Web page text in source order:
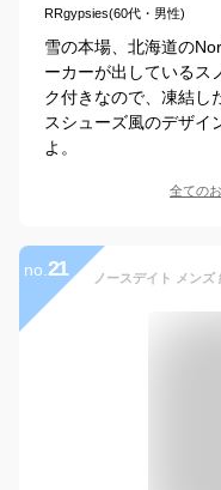
RRgypsies(60代・男性)
雪の本場、北海道の
ーカーが出しているス
ク付きなので、凍結し
スシューズ風のデザイ
よ。
全ての
no. 21